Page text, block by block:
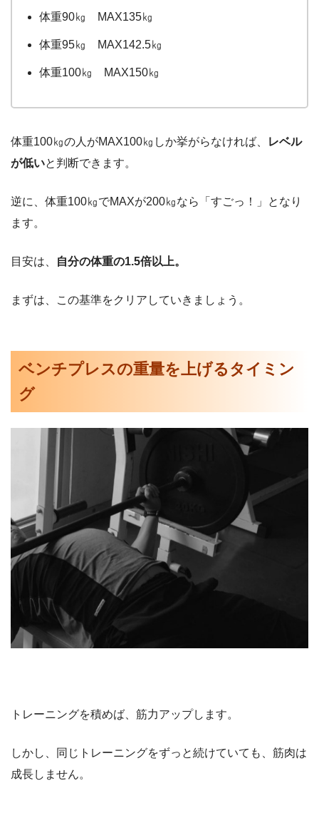
体重90㎏ MAX135㎏
体重95㎏ MAX142.5㎏
体重100㎏ MAX150㎏
体重100㎏の人がMAX100㎏しか挙がらなければ、
レベル
が低いと判断できます。
逆に、体重100㎏でMAXが200㎏なら「すごっ！」となり
ます。
目安は、 自分の体重の1.5倍以上。
まずは、この基準をクリアしていきましょう。
ベンチプレスの重量を上げるタイミン
グ
トレーニングを積めば、筋力アップします。
しかし、同じトレーニングをずっと続けていても、筋肉は
成長しません。